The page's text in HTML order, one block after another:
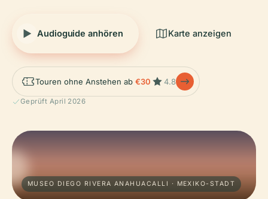
Audioguide anhören Karte anzeigen
Touren ohne Anstehen ab €30 4.8
Geprüft April 2026
MUSEO DIEGO RIVERA ANAHUACALLI · MEXIKO-STADT